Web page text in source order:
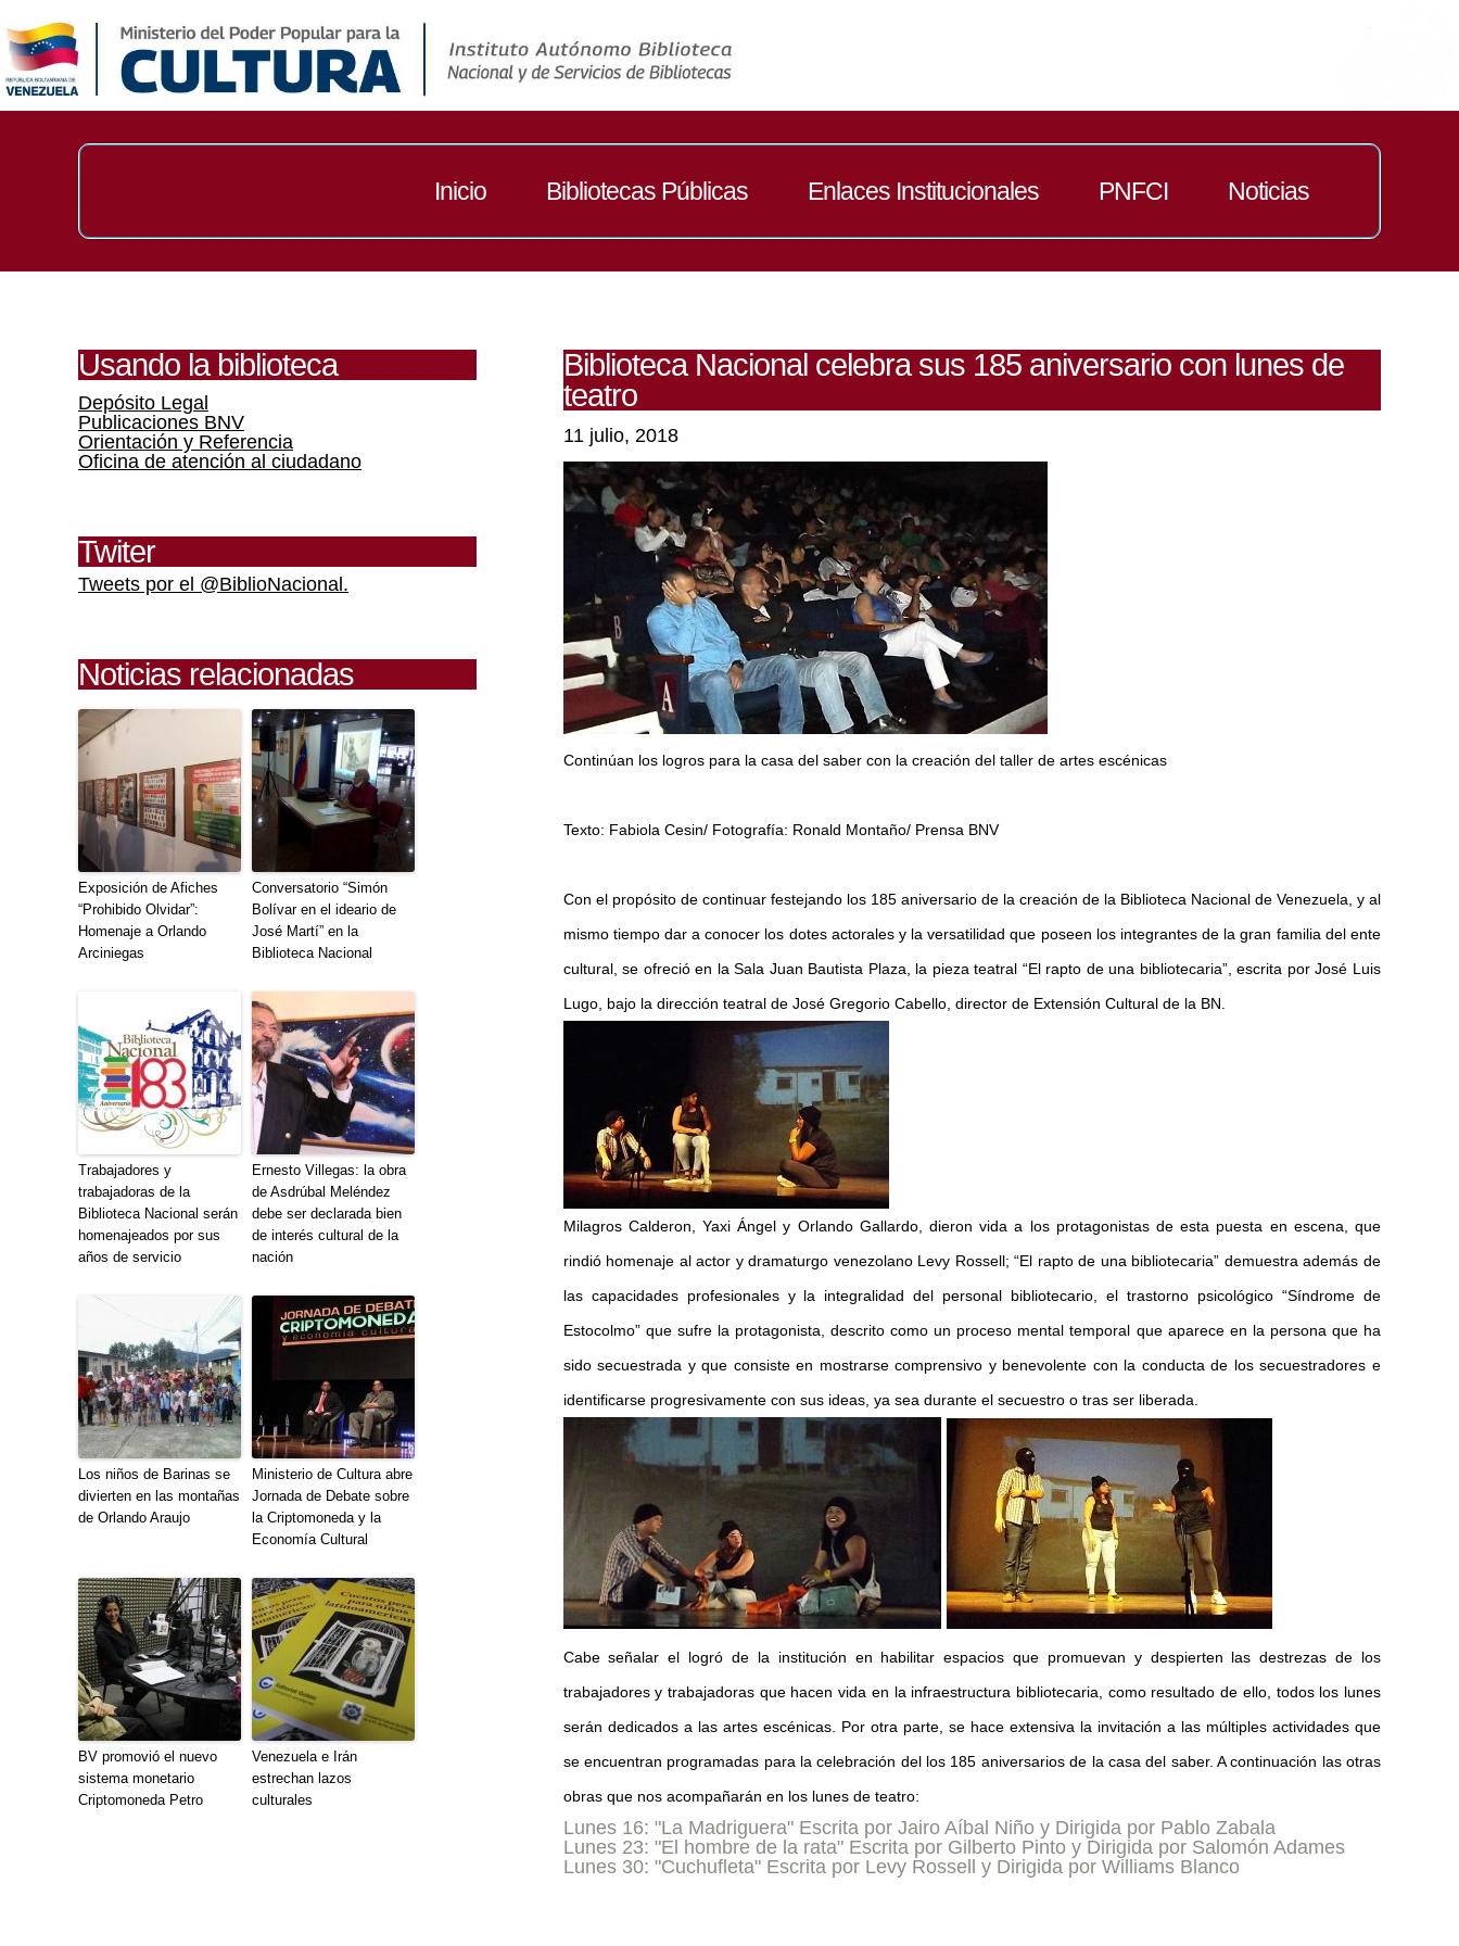
Inicio Bibliotecas Públicas Enlaces Institucionales PNFCI Noticias
Usando la biblioteca
Depósito Legal
Publicaciones BNV
Orientación y Referencia
Oficina de atención al ciudadano
Twiter
Tweets por el @BiblioNacional.
Noticias relacionadas
Exposición de Afiches
“Prohibido Olvidar”:
Homenaje a Orlando
Arciniegas
Conversatorio “Simón
Bolívar en el ideario de
José Martí” en la
Biblioteca Nacional
Trabajadores y
trabajadoras de la
Biblioteca Nacional serán
homenajeados por sus
años de servicio
Ernesto Villegas: la obra
de Asdrúbal Meléndez
debe ser declarada bien
de interés cultural de la
nación
Los niños de Barinas se
divierten en las montañas
de Orlando Araujo
Ministerio de Cultura abre
Jornada de Debate sobre
la Criptomoneda y la
Economía Cultural
BV promovió el nuevo
sistema monetario
Criptomoneda Petro
Venezuela e Irán
estrechan lazos
culturales
Biblioteca Nacional celebra sus 185 aniversario con lunes de
teatro
11 julio, 2018
Continúan los logros para la casa del saber con la creación del taller de artes escénicas
Texto: Fabiola Cesin/ Fotografía: Ronald Montaño/ Prensa BNV
Con el propósito de continuar festejando los 185 aniversario de la creación de la Biblioteca Nacional de Venezuela, y al
mismo tiempo dar a conocer los dotes actorales y la versatilidad que poseen los integrantes de la gran familia del ente
cultural, se ofreció en la Sala Juan Bautista Plaza, la pieza teatral “El rapto de una bibliotecaria”, escrita por José Luis
Lugo, bajo la dirección teatral de José Gregorio Cabello, director de Extensión Cultural de la BN.
Milagros Calderon, Yaxi Ángel y Orlando Gallardo, dieron vida a los protagonistas de esta puesta en escena, que
rindió homenaje al actor y dramaturgo venezolano Levy Rossell; “El rapto de una bibliotecaria” demuestra además de
las capacidades profesionales y la integralidad del personal bibliotecario, el trastorno psicológico “Síndrome de
Estocolmo” que sufre la protagonista, descrito como un proceso mental temporal que aparece en la persona que ha
sido secuestrada y que consiste en mostrarse comprensivo y benevolente con la conducta de los secuestradores e
identificarse progresivamente con sus ideas, ya sea durante el secuestro o tras ser liberada.
Cabe señalar el logró de la institución en habilitar espacios que promuevan y despierten las destrezas de los
trabajadores y trabajadoras que hacen vida en la infraestructura bibliotecaria, como resultado de ello, todos los lunes
serán dedicados a las artes escénicas. Por otra parte, se hace extensiva la invitación a las múltiples actividades que
se encuentran programadas para la celebración del los 185 aniversarios de la casa del saber. A continuación las otras
obras que nos acompañarán en los lunes de teatro:
Lunes 16: "La Madriguera" Escrita por Jairo Aíbal Niño y Dirigida por Pablo Zabala
Lunes 23: "El hombre de la rata" Escrita por Gilberto Pinto y Dirigida por Salomón Adames
Lunes 30: "Cuchufleta" Escrita por Levy Rossell y Dirigida por Williams Blanco